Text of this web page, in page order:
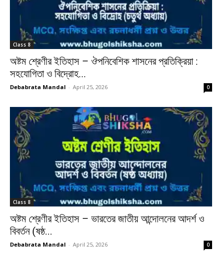
Class 8
অষ্টম শ্রেণীর ইতিহাস – ঔপনিবেশিক শাসনের প্রতিক্রিয়া :
সহযোগিতা ও বিদ্রোহ...
Debabrata Mandal - April 25, 2026 0
Class 8
অষ্টম শ্রেণীর ইতিহাস – ভারতের জাতীয় আন্দোলনের আদর্শ ও
বিবর্তন (ষষ্ঠ...
Debabrata Mandal - April 25, 2026 0